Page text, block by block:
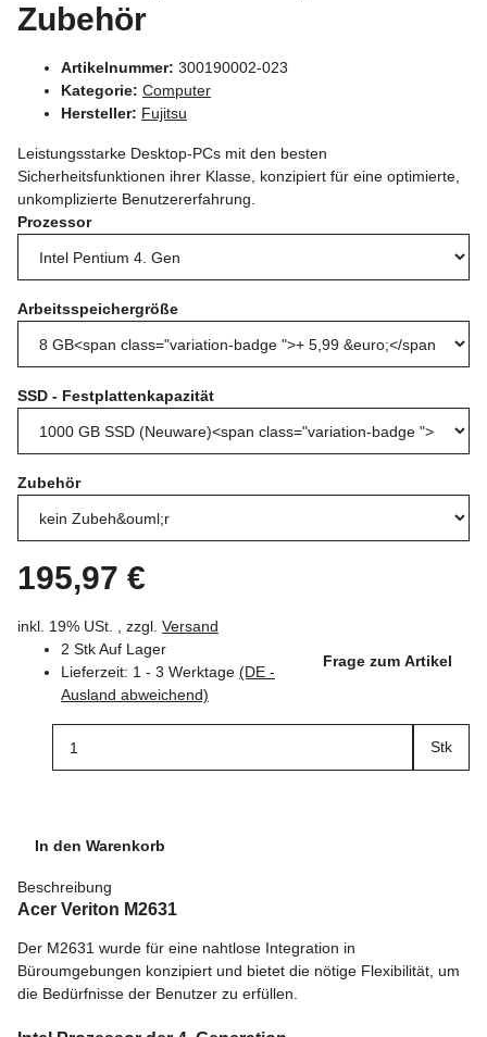
Zubehör
Artikelnummer: 300190002-023
Kategorie: Computer
Hersteller: Fujitsu
Leistungsstarke Desktop-PCs mit den besten
Sicherheitsfunktionen ihrer Klasse, konzipiert für eine optimierte,
unkomplizierte Benutzererfahrung.
Prozessor
Arbeitsspeichergröße
SSD - Festplattenkapazität
Zubehör
195,97 €
inkl. 19% USt. , zzgl. Versand
2 Stk Auf Lager
Lieferzeit: 1 - 3 Werktage (DE -
Ausland abweichend)
Frage zum Artikel
Stk
In den Warenkorb
Beschreibung
Acer Veriton M2631
Der M2631 wurde für eine nahtlose Integration in
Büroumgebungen konzipiert und bietet die nötige Flexibilität, um
die Bedürfnisse der Benutzer zu erfüllen.